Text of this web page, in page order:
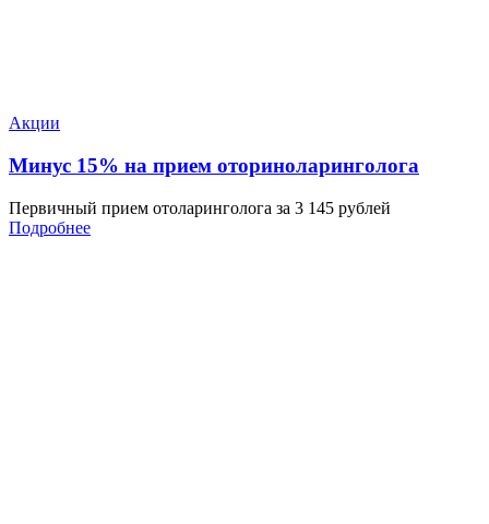
Акции
Минус 15% на прием оториноларинголога
Первичный прием отоларинголога за 3 145 рублей
Подробнее